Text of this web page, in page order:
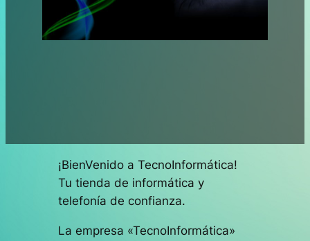
¡BienVenido a TecnoInformática!
Tu tienda de informática y
telefonía de confianza.
La empresa «TecnoInformática»